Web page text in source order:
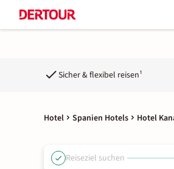
Sicher & flexibel reisen¹
Hotel Spanien Hotels Hotel
Reiseziel suchen